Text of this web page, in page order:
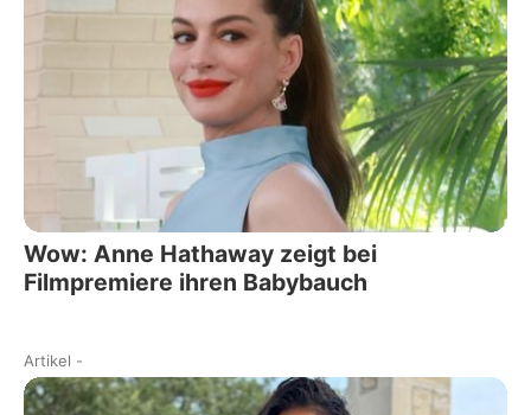
Wow: Anne Hathaway zeigt bei
Filmpremiere ihren Babybauch
Artikel -